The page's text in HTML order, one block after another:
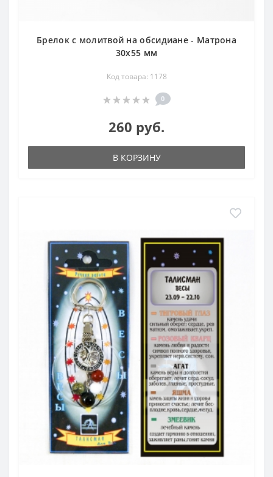
Брелок с молитвой на обсидиане - Матрона
30х55 мм
Код товара: 1178
0
260 руб.
В КОРЗИНУ